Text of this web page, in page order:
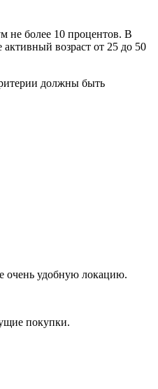
не более 10 процентов. В
возраст от 25 до 50
должны быть
очень удобную локацию.
покупки.